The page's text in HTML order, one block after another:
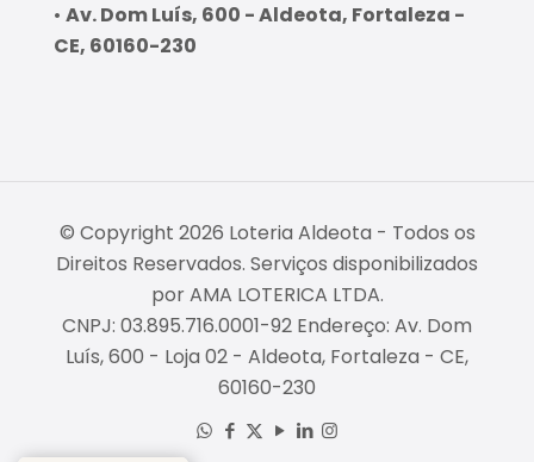
• Av. Dom Luís, 600 - Aldeota, Fortaleza -
CE, 60160-230
© Copyright 2026 Loteria Aldeota - Todos os
Direitos Reservados. Serviços disponibilizados
por AMA LOTERICA LTDA.
CNPJ: 03.895.716.0001-92 Endereço: Av. Dom
Luís, 600 - Loja 02 - Aldeota, Fortaleza - CE,
60160-230